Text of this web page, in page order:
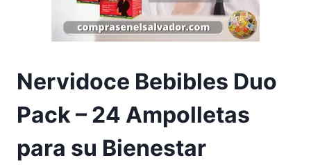
Nervidoce Bebibles Duo
Pack – 24 Ampolletas
para su Bienestar